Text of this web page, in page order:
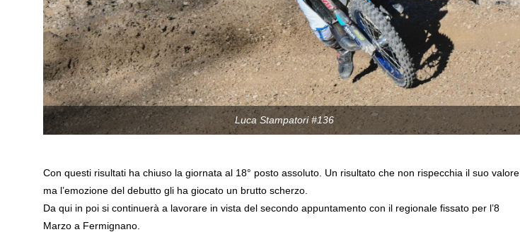
Luca Stampatori #136
Con questi risultati ha chiuso la giornata al 18° posto assoluto. Un risultato che non rispecchia il suo valore
ma l’emozione del debutto gli ha giocato un brutto scherzo.
Da qui in poi si continuerà a lavorare in vista del secondo appuntamento con il regionale fissato per l’8
Marzo a Fermignano.